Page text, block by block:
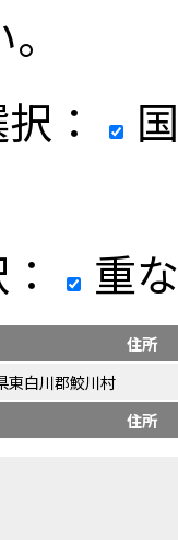
：
重
住所
東白川郡鮫川村
住所